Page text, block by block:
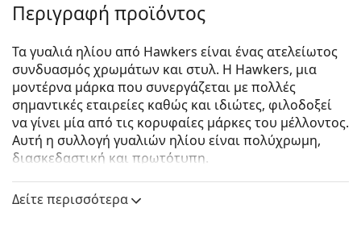
Περιγραφή προϊόντος
Τα γυαλιά ηλίου από Hawkers είναι ένας ατελείωτος
συνδυασμός χρωμάτων και στυλ. Η Hawkers, μια
μοντέρνα μάρκα που συνεργάζεται με πολλές
σημαντικές εταιρείες καθώς και ιδιώτες, φιλοδοξεί
να γίνει μία από τις κορυφαίες μάρκες του μέλλοντος.
Αυτή η συλλογή γυαλιών ηλίου είναι πολύχρωμη,
διασκεδαστική και πρωτότυπη.
Hawkers One Raw Polarized Black Darkείναι unisex
γυαλιά ηλίου.
Δείτε περισσότερα